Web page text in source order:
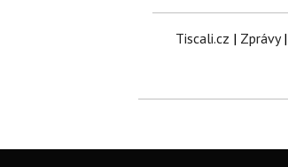
Tiscali.cz | Zprávy|